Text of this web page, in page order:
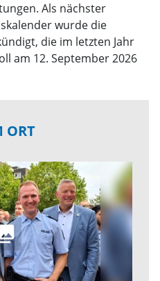
Als nächster
wurde die
die im letzten Jahr
am 12. September 2026
ORT